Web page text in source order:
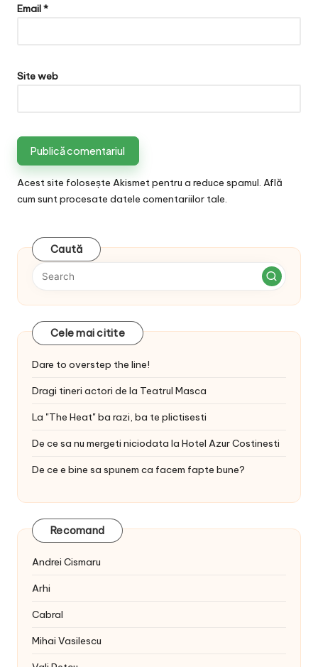
Email*
Site web
Acest site folosește Akismet pentru a reduce spamul. Află
cum sunt procesate datele comentariilor tale.
Caută
Cele mai citite
Dare to overstep the line!
Dragi tineri actori de la Teatrul Masca
La "The Heat" ba razi, ba te plictisesti
De ce sa nu mergeti niciodata la Hotel Azur Costinesti
De ce e bine sa spunem ca facem fapte bune?
Recomand
Andrei Cismaru
Arhi
Cabral
Mihai Vasilescu